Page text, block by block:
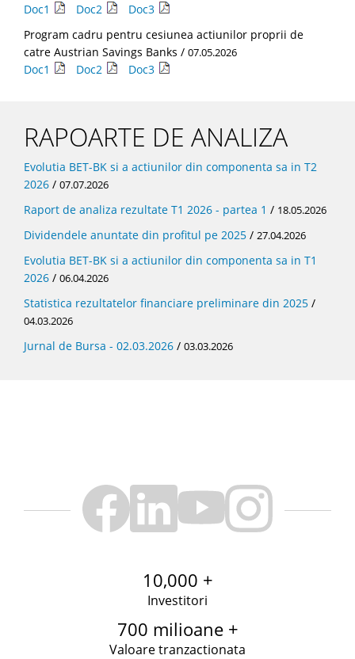
Doc1 Doc2
Doc3
Program cadru pentru cesiunea actiunilor proprii de
catre Austrian Savings Banks / 07.05.2026
Doc1 Doc2 Doc3
RAPOARTE DE ANALIZA
Evolutia BET-BK si a actiunilor din componenta sa in T2
2026 / 07.07.2026
Raport de analiza rezultate T1 2026 - partea 1 / 18.05.2026
Dividendele anuntate din profitul pe 2025 / 27.04.2026
Evolutia BET-BK si a actiunilor din componenta sa in T1
2026 / 06.04.2026
Statistica rezultatelor financiare preliminare din 2025 /
04.03.2026
Jurnal de Bursa - 02.03.2026 / 03.03.2026
10,000 +
Investitori
700 milioane +
Valoare tranzactionata